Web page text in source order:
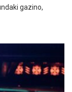
gazino,